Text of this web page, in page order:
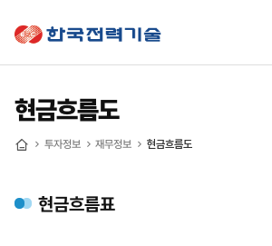
현금흐름도
투자정보 재무정보 현금흐름도
현금흐름표